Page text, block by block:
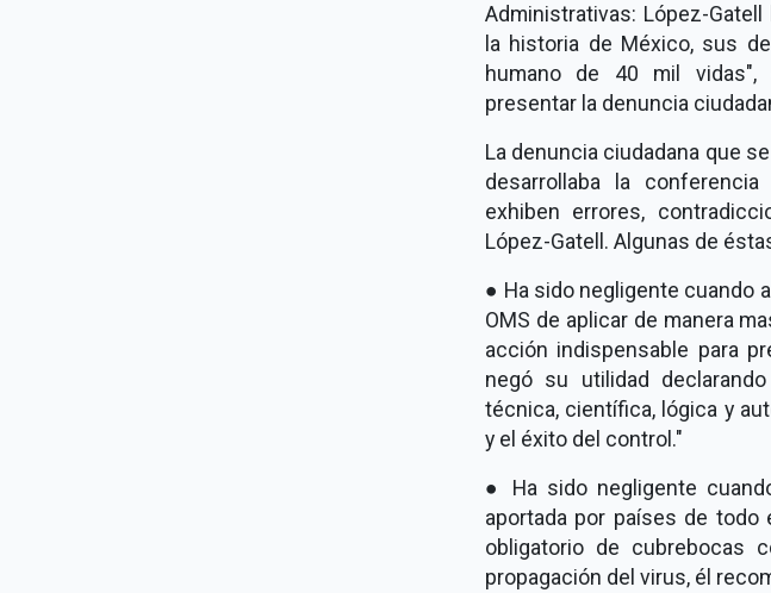
Administrativas: López-
la historia de México, sus
humano de 40 mil vidas",
presentar la denuncia
La denuncia ciudadana que
desarrollaba la
exhiben errores,
López-Gatell. Algunas de
● Ha sido negligente cuando
OMS de aplicar de manera
acción indispensable para
negó su utilidad
técnica, científica, lógica y
y el éxito del control."
● Ha sido negligente
aportada por países de todo
obligatorio de cubrebocas
propagación del virus, él